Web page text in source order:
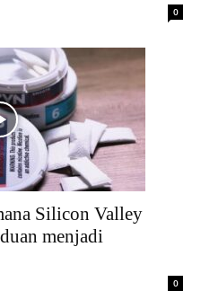
0
Silicon Valley
menjadi
0